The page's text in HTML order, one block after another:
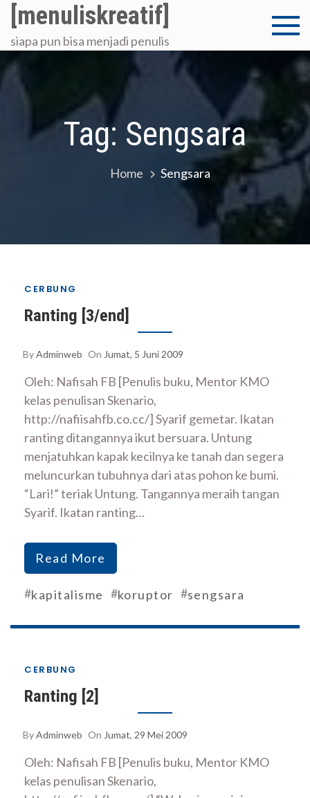
Skip
content
[menuliskreatif]
siapa pun bisa menjadi penulis
Tag: Sengsara
Home Sengsara
CERBUNG
Ranting [3/end]
ByAdminweb On Jumat, 5 Juni 2009
Oleh: Nafisah FB [Penulis buku, Mentor KMO
kelas penulisan Skenario,
http://nafiisahfb.co.cc/] Syarif gemetar. Ikatan
ranting ditangannya ikut bersuara. Untung
menjatuhkan kapak kecilnya ke tanah dan segera
meluncurkan tubuhnya dari atas pohon ke bumi.
“Lari!” teriak Untung. Tangannya meraih tangan
Syarif. Ikatan ranting…
Read More
#kapitalisme #koruptor #sengsara
CERBUNG
Ranting [2]
ByAdminweb On Jumat, 29 Mei 2009
Oleh: Nafisah FB [Penulis buku, Mentor KMO
kelas penulisan Skenario,